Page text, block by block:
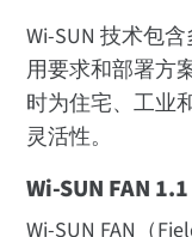
Wi-SUN 技术包
用要求和部署方
时为住宅、工业
灵活性。
Wi-SUN FAN 1.1
Wi-SUN FAN（